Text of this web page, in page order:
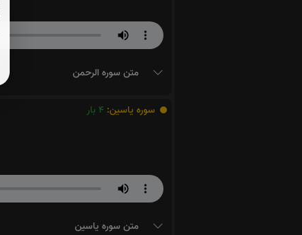
متن سوره الرحمن
سوره یاسین: 4 بار
متن سوره یاسین